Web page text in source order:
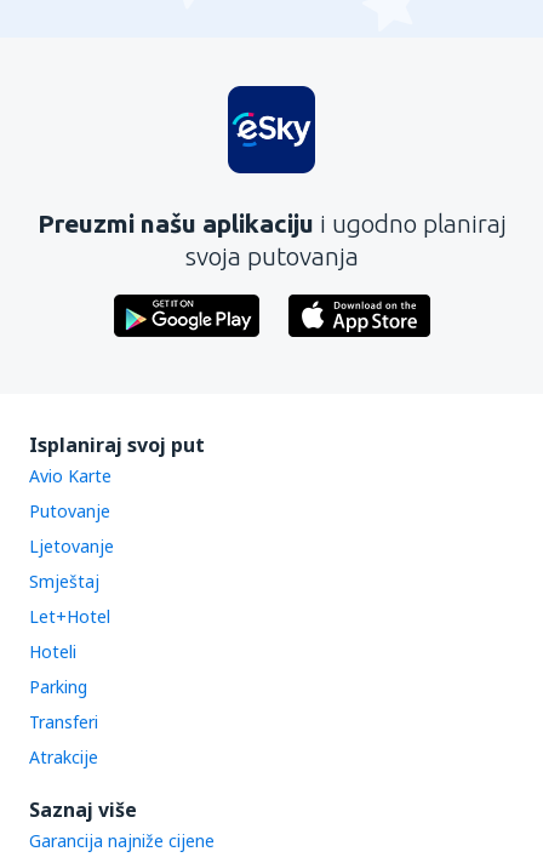
Preuzmi našu aplikaciju i ugodno planiraj
svoja putovanja
Isplaniraj svoj put
Avio Karte
Putovanje
Ljetovanje
Smještaj
Let+Hotel
Hoteli
Parking
Transferi
Atrakcije
Saznaj više
Garancija najniže cijene